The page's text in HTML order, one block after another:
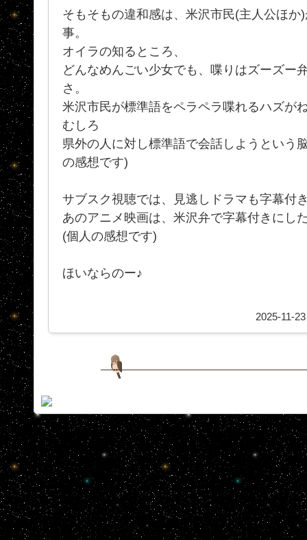
そもそもの違和感は、米沢市民(主人公ほ
事。
オイラの知るところ、
どんなめんごい少女でも、喋りはズーズー
さ。
米沢市民が標準語をペラペラ喋れるハズが
むしろ
県外の人に対し標準語で会話しようという
の感想です)
サブスク視聴では、見逃しドラマも字幕付
あのアニメ映画は、米沢弁で字幕付きにし
(個人の感想です)
ほいならのー♪
2025-11-